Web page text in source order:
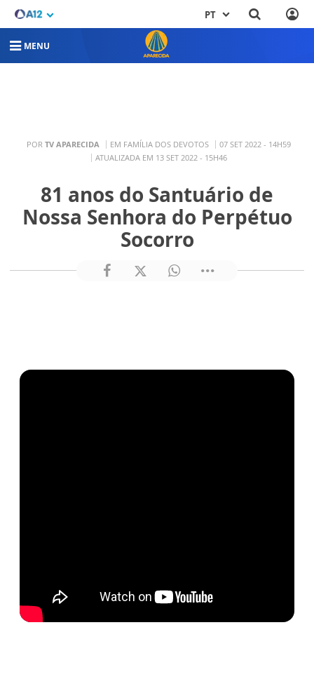
PT
MENU
POR TV APARECIDA EM FAMÍLIA DOS DEVOTOS
07 SET 2022 - 14H59
ATUALIZADA EM 13 SET 2022 - 15H46
81 anos do Santuário de
Nossa Senhora do Perpétuo
Socorro